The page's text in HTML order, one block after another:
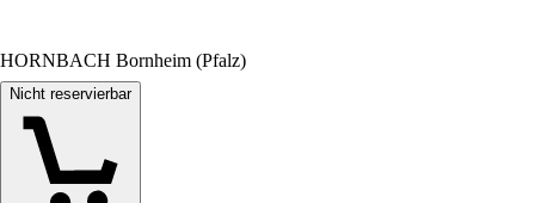
HORNBACH Bornheim (Pfalz)
Nicht reservierbar